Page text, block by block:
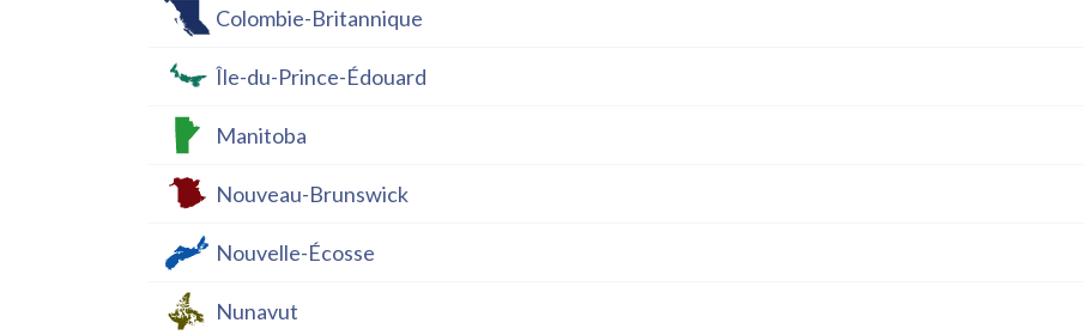
Colombie-Britannique
Île-du-Prince-Édouard
Manitoba
Nouveau-Brunswick
Nouvelle-Écosse
Nunavut